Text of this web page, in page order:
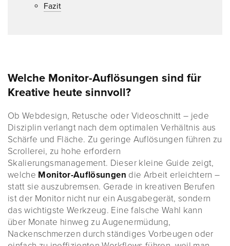
Fazit
Welche Monitor-Auflösungen sind für
Kreative heute sinnvoll?
Ob Webdesign, Retusche oder Videoschnitt – jede
Disziplin verlangt nach dem optimalen Verhältnis aus
Schärfe und Fläche. Zu geringe Auflösungen führen zu
Scrollerei, zu hohe erfordern
Skalierungsmanagement. Dieser kleine Guide zeigt,
welche Monitor-Auflösungen die Arbeit erleichtern –
statt sie auszubremsen. Gerade in kreativen Berufen
ist der Monitor nicht nur ein Ausgabegerät, sondern
das wichtigste Werkzeug. Eine falsche Wahl kann
über Monate hinweg zu Augenermüdung,
Nackenschmerzen durch ständiges Vorbeugen oder